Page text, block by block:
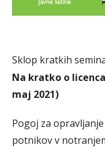
Sklop kratkih
Na kratko o
maj 2021)
Pogoj za
potnikov v